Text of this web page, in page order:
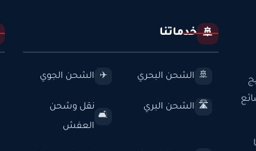
🚢 خدماتنا
🚢 الشحن البحري ✈️ الشحن الجوي
🛣️ الشحن البري
🛋️
نقل وشحن
العفش